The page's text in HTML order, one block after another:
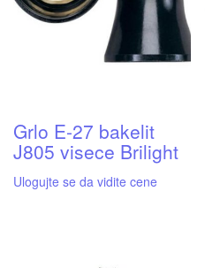
Grlo E-27 bakelit
J805 visece Brilight
Ulogujte se da vidite cene